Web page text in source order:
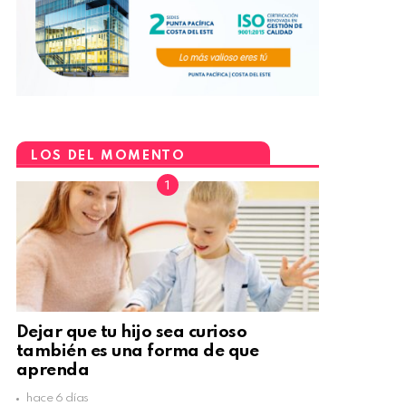
LOS DEL MOMENTO
Dejar que tu hijo sea curioso
también es una forma de que
aprenda
hace 6 días